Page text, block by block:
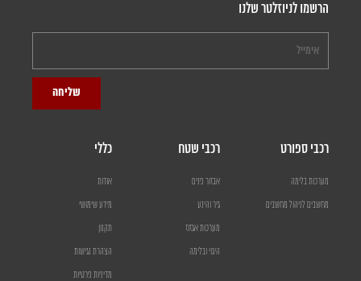
הרשמו לניוזלטר שלנו
שליחה
רכבי ספורט
מערכות בלימה
מחשבים לניהול מחשבים
רכבי שטח
אבזור פנים
גיר והינע
מערכות אגזוז
היגוי ובלימה
כללי
אודות
מידע שימושי
תקנון
הצהרת נגישות
מדיניות פרטיות